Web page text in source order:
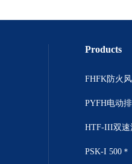
Products
FHFK防火风
PYFH电动
HTF-III双速